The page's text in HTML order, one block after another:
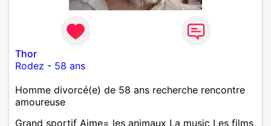
Thor
Rodez - 58 ans
Homme divorcé(e) de 58 ans recherche rencontre
amoureuse
Grand sportif Aime= les animaux La music Les films